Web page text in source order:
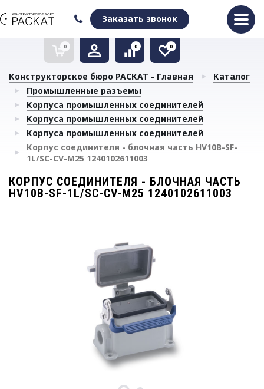
Заказать звонок
0
Очистить список сравнения
0
Очистить избранное
0
Конструкторское бюро РАСКАТ - Главная
Каталог
Промышленные разъемы
Корпуса промышленных соединителей
Корпуса промышленных соединителей
Корпуса промышленных соединителей
Корпус соединителя - блочная часть HV10B-SF-
1L/SC-CV-M25 1240102611003
КОРПУС СОЕДИНИТЕЛЯ - БЛОЧНАЯ ЧАСТЬ
HV10B-SF-1L/SC-CV-M25 1240102611003